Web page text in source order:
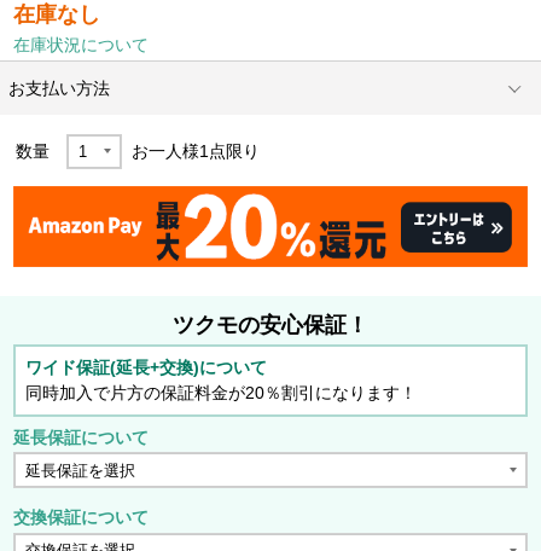
在庫なし
在庫状況について
お支払い方法
数量 お一人様1点限り
ツクモの安心保証！
ワイド保証(延長+交換)について
同時加入で片方の保証料金が20％割引になります！
延長保証について
交換保証について